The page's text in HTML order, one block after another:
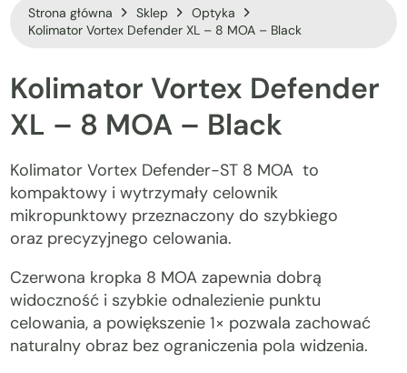
Strona główna Sklep
Optyka
Kolimator Vortex Defender XL – 8 MOA – Black
Kolimator Vortex Defender
XL – 8 MOA – Black
Kolimator Vortex Defender-ST 8 MOA to
kompaktowy i wytrzymały celownik
mikropunktowy przeznaczony do szybkiego
oraz precyzyjnego celowania.
Czerwona kropka 8 MOA zapewnia dobrą
widoczność i szybkie odnalezienie punktu
celowania, a powiększenie 1× pozwala zachować
naturalny obraz bez ograniczenia pola widzenia.